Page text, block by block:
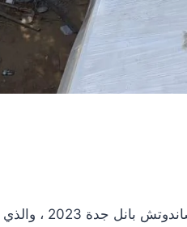
ساندوتش بانل جده توفر شركة البيان أفضل أنواع ساندوتش بانل جدة 2023 ، والذي